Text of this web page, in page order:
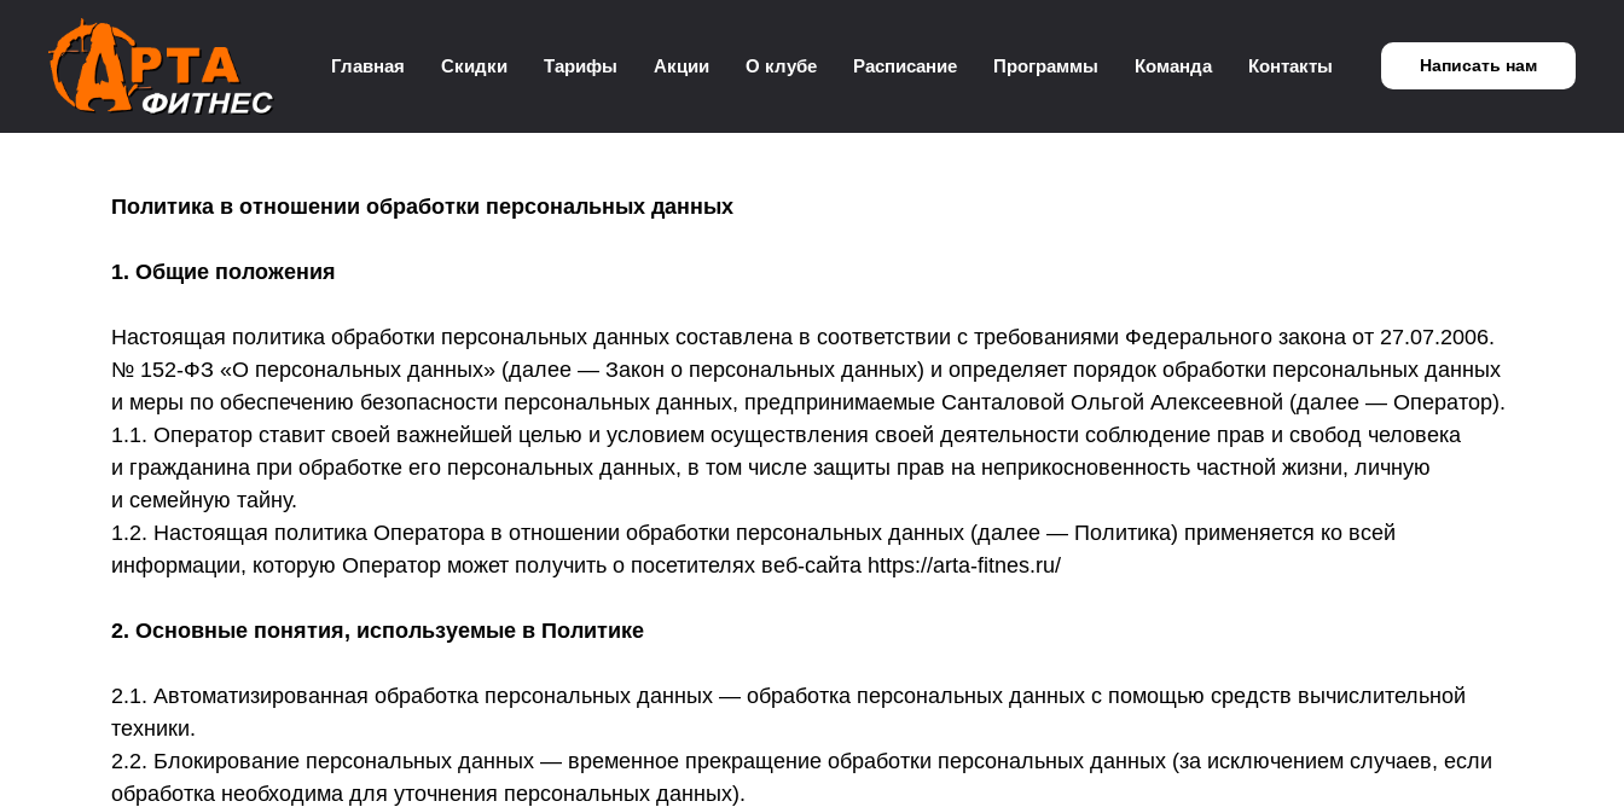
Главная Скидки Тарифы Акции О клубе Расписание Программы Команда Контакты Написать нам
Политика в отношении обработки персональных данных
1. Общие положения
Настоящая политика обработки персональных данных составлена в соответствии с требованиями Федерального закона от 27.07.2006.
№ 152-ФЗ «О персональных данных» (далее — Закон о персональных данных) и определяет порядок обработки персональных данных
и меры по обеспечению безопасности персональных данных, предпринимаемые Санталовой Ольгой Алексеевной (далее — Оператор).
1.1. Оператор ставит своей важнейшей целью и условием осуществления своей деятельности соблюдение прав и свобод человека
и гражданина при обработке его персональных данных, в том числе защиты прав на неприкосновенность частной жизни, личную
и семейную тайну.
1.2. Настоящая политика Оператора в отношении обработки персональных данных (далее — Политика) применяется ко всей
информации, которую Оператор может получить о посетителях веб-сайта https://arta-fitnes.ru/
2. Основные понятия, используемые в Политике
2.1. Автоматизированная обработка персональных данных — обработка персональных данных с помощью средств вычислительной
техники.
2.2. Блокирование персональных данных — временное прекращение обработки персональных данных (за исключением случаев, если
обработка необходима для уточнения персональных данных).